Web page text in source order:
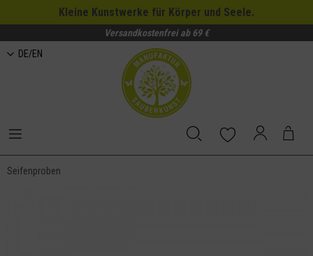
Kleine Kunstwerke für Körper und Seele.
Versandkostenfrei ab 69 €
DE/EN
Seifenproben